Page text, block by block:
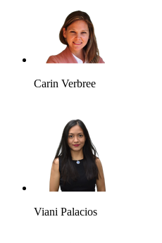
Carin Verbree
Viani Palacios